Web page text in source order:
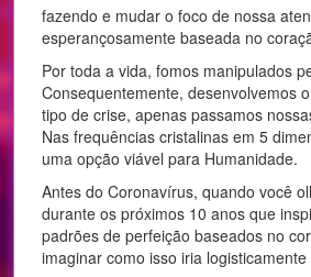
fazendo e mudar o foco de nossa
esperançosamente baseada no
Por toda a vida, fomos manipulados
Consequentemente, desenvolvemos
tipo de crise, apenas passamos
Nas frequências cristalinas em 5
uma opção viável para Humanidade.
Antes do Coronavírus, quando você
durante os próximos 10 anos que
padrões de perfeição baseados no
imaginar como isso iria logisticamente